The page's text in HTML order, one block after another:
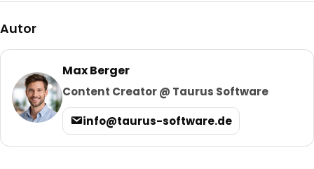
Autor
Max Berger
Content Creator @ Taurus Software
info@taurus-software.de